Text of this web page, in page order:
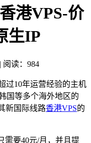
港VPS-价
生IP
| 阅读：984
过10年运营经验的主机
国等多个海外地区的
新国际线路香港VPS的
需要40元/月，并且提